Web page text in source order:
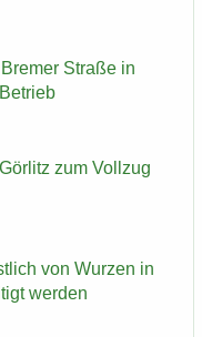
Stra­ße in
zum Voll­zug
von Wur­zen in
wer­den